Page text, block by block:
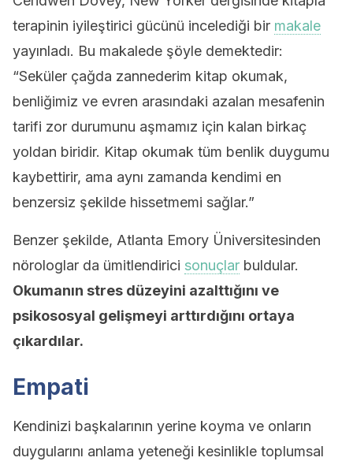
terapinin iyileştirici gücünü incelediği bir makale
yayınladı. Bu makalede şöyle demektedir:
“Seküler çağda zannederim kitap okumak,
benliğimiz ve evren arasındaki azalan mesafenin
tarifi zor durumunu aşmamız için kalan birkaç
yoldan biridir. Kitap okumak tüm benlik duygumu
kaybettirir, ama aynı zamanda kendimi en
benzersiz şekilde hissetmemi sağlar.”
Benzer şekilde, Atlanta Emory Üniversitesinden
nörologlar da ümitlendirici sonuçlar buldular.
Okumanın stres düzeyini azalttığını ve
psikososyal gelişmeyi arttırdığını ortaya
çıkardılar.
Empati
Kendinizi başkalarının yerine koyma ve onların
duygularını anlama yeteneği kesinlikle toplumsal